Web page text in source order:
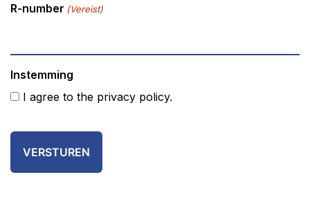
R-number (Vereist)
Instemming
I agree to the privacy policy.